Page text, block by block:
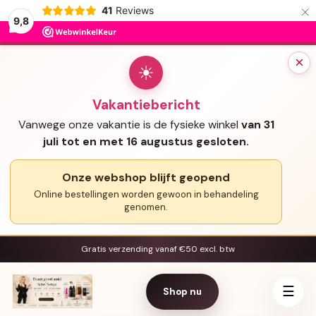
9,8
41 Reviews ×
×
☀
Vakantiebericht
Vanwege onze vakantie is de fysieke winkel van 31
juli tot en met 16 augustus gesloten.
Onze webshop blijft geopend
Online bestellingen worden gewoon in behandeling
genomen.
Gratis verzending vanaf €50 excl. btw
Shop nu ☰